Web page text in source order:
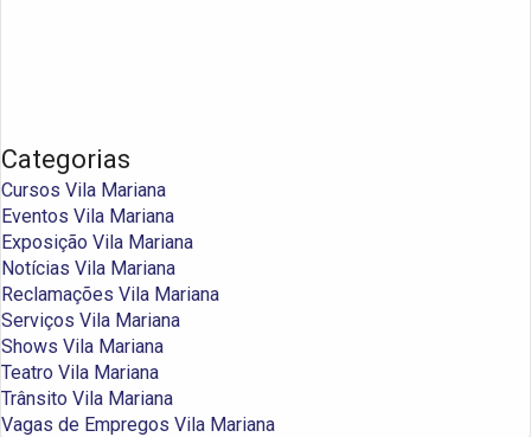
Categorias
Cursos Vila Mariana
Eventos Vila Mariana
Exposição Vila Mariana
Notícias Vila Mariana
Reclamações Vila Mariana
Serviços Vila Mariana
Shows Vila Mariana
Teatro Vila Mariana
Trânsito Vila Mariana
Vagas de Empregos Vila Mariana